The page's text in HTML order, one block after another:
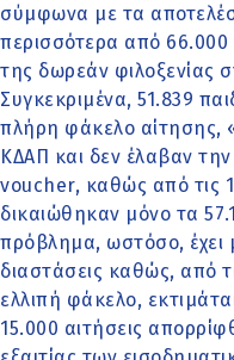
σύμφωνα με τα
περισσότερα από 66.000
της δωρεάν φιλοξενίας
Συγκεκριμένα, 51.839
πλήρη φάκελο αίτησης,
ΚΔΑΠ και δεν έλαβαν
voucher, καθώς από τις
δικαιώθηκαν μόνο τα
πρόβλημα, ωστόσο, έχει
διαστάσεις καθώς, από
ελλιπή φάκελο,
15.000 αιτήσεις